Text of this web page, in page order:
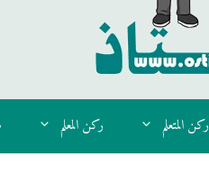
ركن المتعلم ركن المعلم